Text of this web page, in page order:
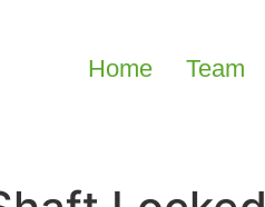
Home Team